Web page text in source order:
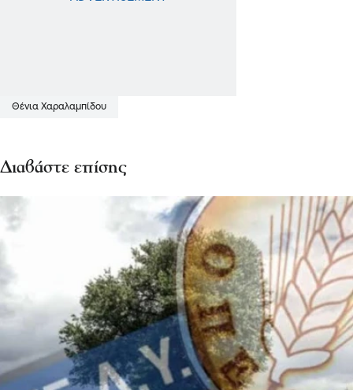
Θένια Χαραλαμπίδου
Διαβάστε επίσης